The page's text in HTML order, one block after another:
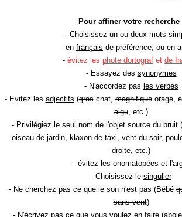
Pour affiner votre recherche
- Choisissez un ou deux mots
- en français de préférence, ou en
- évitez les phote dortografet de
- Essayez des synonymes
- N'accordez pas les verbes
- Evitez les adjectifs (groschat,magnifiqueorage,
aigu, etc.)
- Privilégiez le seul nom de l'objet source du bruit
oiseaude jardin, klaxonde taxi, ventdu soir,
droite, etc.)
- évitez les onomatopées et
- Choisissez le singulier
- Ne cherchez pas ce que le son n'est pas (Bébé
sans vent)
- N'écrivez pas ce que vous voulez en faire